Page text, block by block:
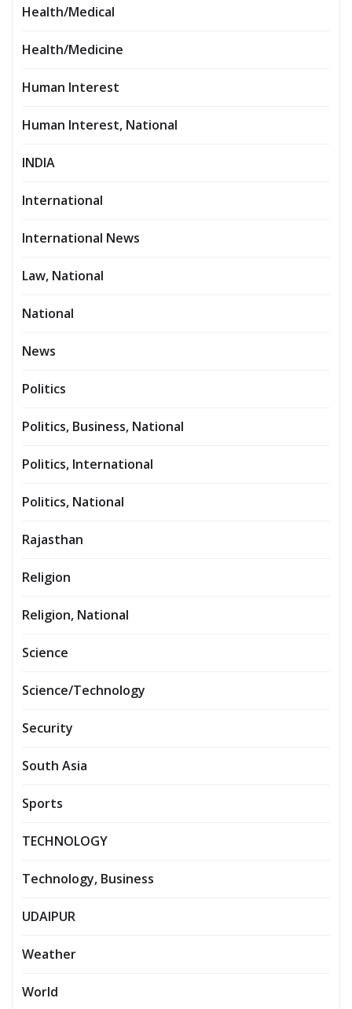
Health/Medical
Health/Medicine
Human Interest
Human Interest, National
INDIA
International
International News
Law, National
National
News
Politics
Politics, Business, National
Politics, International
Politics, National
Rajasthan
Religion
Religion, National
Science
Science/Technology
Security
South Asia
Sports
TECHNOLOGY
Technology, Business
UDAIPUR
Weather
World